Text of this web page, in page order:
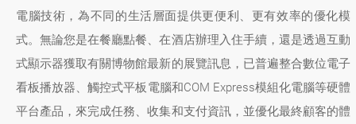
電腦技術，為不同的生活層面提供更便利、更有效率的優化模
式。無論您是在餐廳點餐、在酒店辦理入住手續，還是透過互動
式顯示器獲取有關博物館最新的展覽訊息，已普遍整合數位電子
看板播放器、觸控式平板電腦和COM Express模組化電腦等硬體
平台產品，來完成任務、收集和支付資訊，並優化最終顧客的體